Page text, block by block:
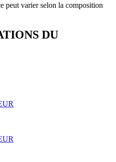
peut varier selon la composition
DU